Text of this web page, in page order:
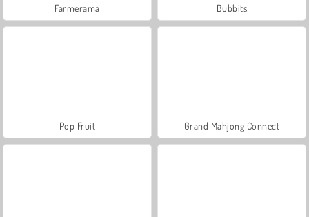
Farmerama Bubbits
Pop Fruit Grand Mahjong Connect